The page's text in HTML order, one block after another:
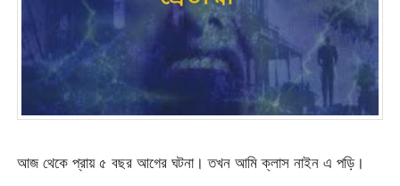
আজ থেকে প্রায় ৫ বছর আগের ঘটনা। তখন আমি ক্লাস নাইন এ পড়ি।